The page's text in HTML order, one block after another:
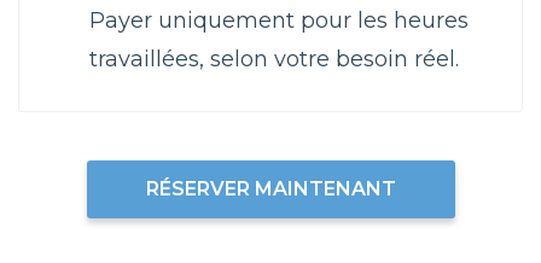
Payer uniquement pour les heures
travaillées, selon votre besoin réel.
RÉSERVER MAINTENANT